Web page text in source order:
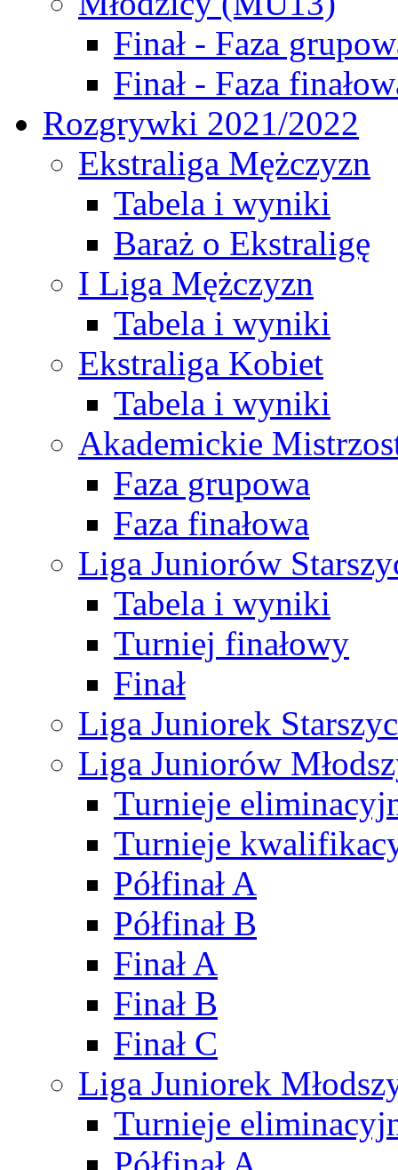
Finał - Faza
Finał - Faza
Rozgrywki 2021/2022
Ekstraliga Mężczyzn
Tabela i wyniki
Baraż o Ekstraligę
I Liga Mężczyzn
Tabela i wyniki
Ekstraliga Kobiet
Tabela i wyniki
Akademickie
Faza grupowa
Faza finałowa
Liga Juniorów
Tabela i wyniki
Turniej finałowy
Finał
Liga Juniorek
Liga Juniorów
Turnieje
Turnieje
Półfinał A
Półfinał B
Finał A
Finał B
Finał C
Liga Juniorek
Turnieje